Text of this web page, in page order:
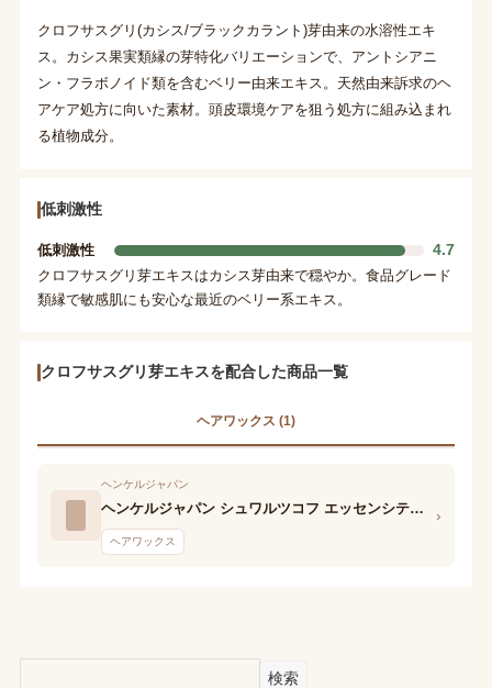
クロフサスグリ(カシス/ブラックカラント)芽由来の水溶性エキ
ス。カシス果実類縁の芽特化バリエーションで、アントシアニ
ン・フラボノイド類を含むベリー由来エキス。天然由来訴求のヘ
アケア処方に向いた素材。頭皮環境ケアを狙う処方に組み込まれ
る植物成分。
低刺激性
低刺激性 4.7
クロフサスグリ芽エキスはカシス芽由来で穏やか。食品グレード
類縁で敏感肌にも安心な最近のベリー系エキス。
クロフサスグリ芽エキスを配合した商品一覧
ヘアワックス (1)
ヘンケルジャパン
ヘンケルジャパン シュワルツコフ エッセンシティ ボリューマイジング クリーム
ヘアワックス
›
検索